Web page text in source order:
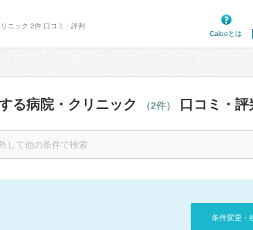
ニック 2件 口コミ・評判
Calooとは
る病院・クリニック （2件） 口コミ・評
条件変更・